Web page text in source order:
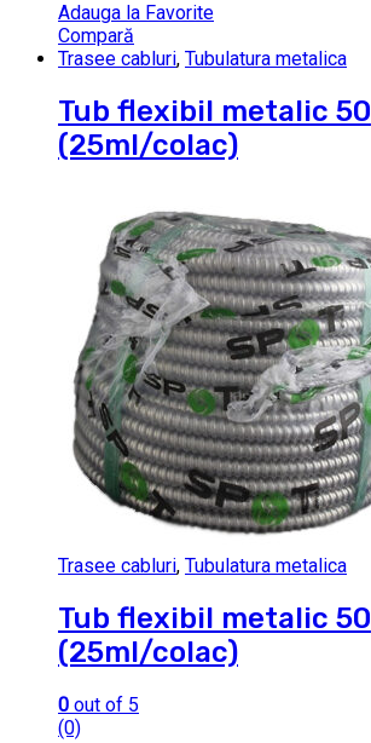
Adauga la Favorite
Compară
Trasee cabluri, Tubulatura metalica
Tub flexibil metalic 50
(25ml/colac)
Trasee cabluri, Tubulatura metalica
Tub flexibil metalic 50
(25ml/colac)
0 out of 5
(0)